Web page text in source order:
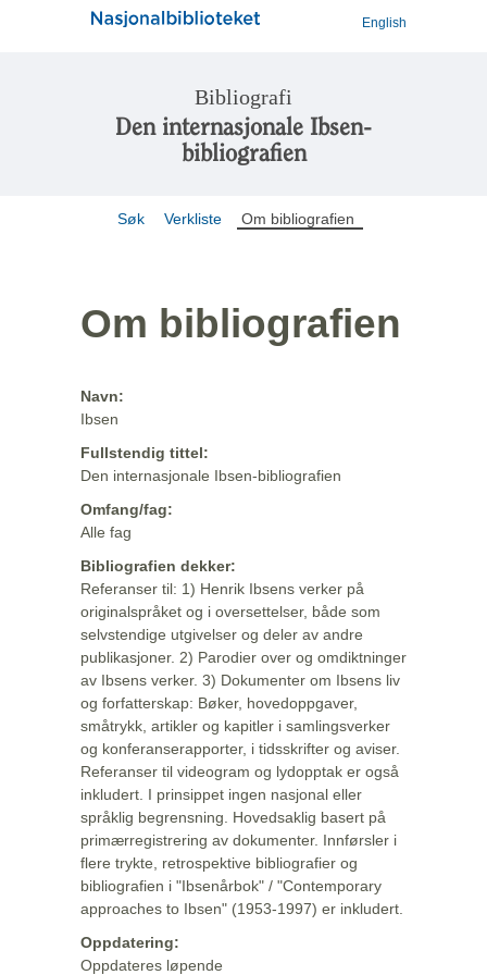
English
Bibliografi
Den internasjonale Ibsen-
bibliografien
Søk Verkliste Om bibliografien
Om bibliografien
Navn:
Ibsen
Fullstendig tittel:
Den internasjonale Ibsen-bibliografien
Omfang/fag:
Alle fag
Bibliografien dekker:
Referanser til: 1) Henrik Ibsens verker på
originalspråket og i oversettelser, både som
selvstendige utgivelser og deler av andre
publikasjoner. 2) Parodier over og omdiktninger
av Ibsens verker. 3) Dokumenter om Ibsens liv
og forfatterskap: Bøker, hovedoppgaver,
småtrykk, artikler og kapitler i samlingsverker
og konferanserapporter, i tidsskrifter og aviser.
Referanser til videogram og lydopptak er også
inkludert. I prinsippet ingen nasjonal eller
språklig begrensning. Hovedsaklig basert på
primærregistrering av dokumenter. Innførsler i
flere trykte, retrospektive bibliografier og
bibliografien i "Ibsenårbok" / "Contemporary
approaches to Ibsen" (1953-1997) er inkludert.
Oppdatering:
Oppdateres løpende